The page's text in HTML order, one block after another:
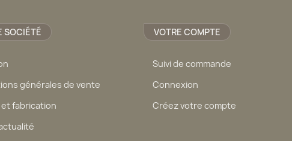
SOCIÉTÉ
générales de vente
fabrication
VOTRE COMPTE
Suivi de commande
Connexion
Créez votre compte